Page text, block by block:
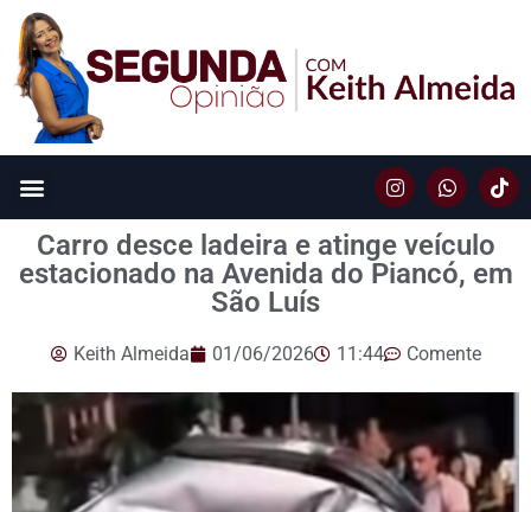
Carro desce ladeira e atinge veículo
estacionado na Avenida do Piancó, em
São Luís
Keith Almeida 01/06/2026 11:44 Comente